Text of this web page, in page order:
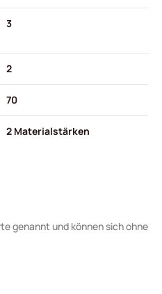
3
2
70
2 Materialstärken
genannt und können sich ohne